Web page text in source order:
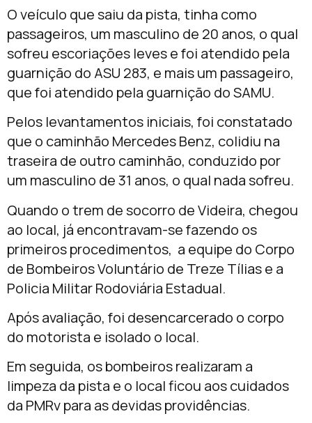
O veículo que saiu da pista, tinha como
passageiros, um masculino de 20 anos, o qual
sofreu escoriações leves e foi atendido pela
guarnição do ASU 283, e mais um passageiro,
que foi atendido pela guarnição do SAMU.
Pelos levantamentos iniciais, foi constatado
que o caminhão Mercedes Benz, colidiu na
traseira de outro caminhão, conduzido por
um masculino de 31 anos, o qual nada sofreu.
Quando o trem de socorro de Videira, chegou
ao local, já encontravam-se fazendo os
primeiros procedimentos, a equipe do Corpo
de Bombeiros Voluntário de Treze Tílias e a
Policia Militar Rodoviária Estadual.
Após avaliação, foi desencarcerado o corpo
do motorista e isolado o local.
Em seguida, os bombeiros realizaram a
limpeza da pista e o local ficou aos cuidados
da PMRv para as devidas providências.